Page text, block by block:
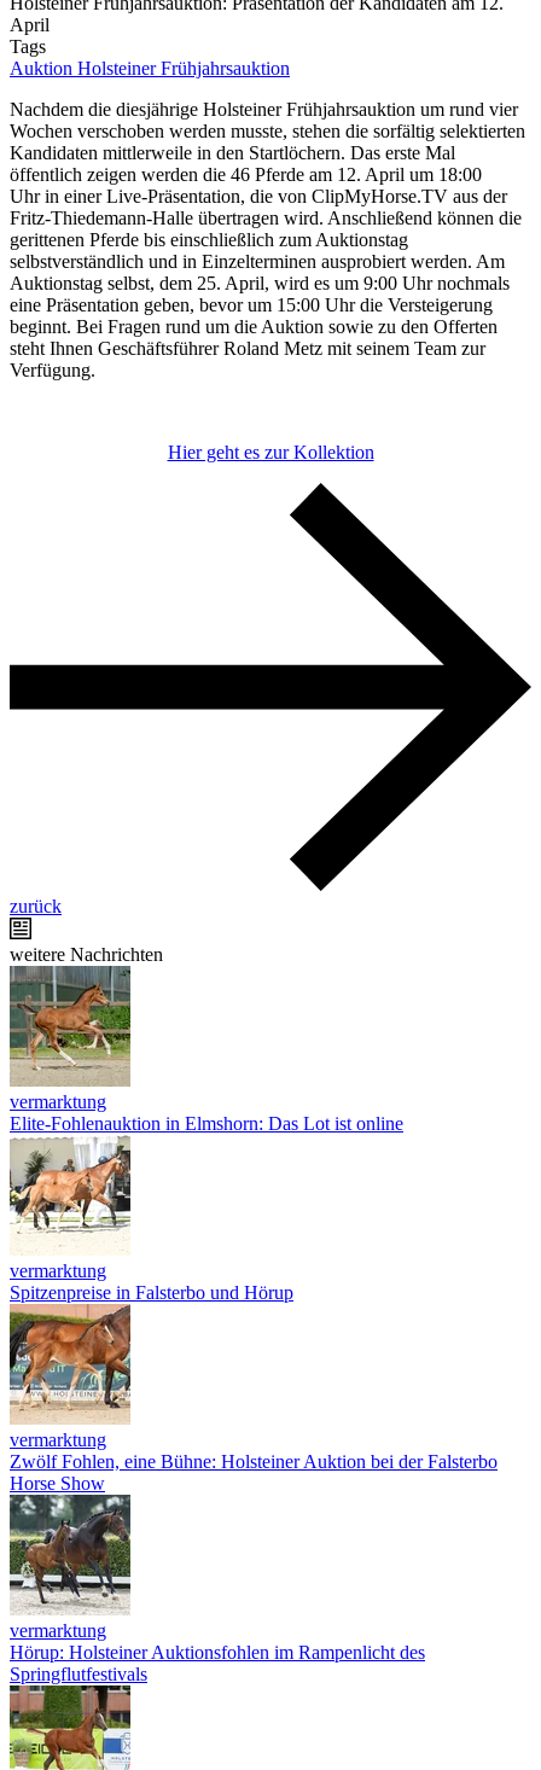
April
Tags
Auktion Holsteiner Frühjahrsauktion
Nachdem die diesjährige Holsteiner Frühjahrsauktion um rund vier
Wochen verschoben werden musste, stehen die sorfältig selektierten
Kandidaten mittlerweile in den Startlöchern. Das erste Mal
öffentlich zeigen werden die 46 Pferde am 12. April um 18:00
Uhr in einer Live-Präsentation, die von ClipMyHorse.TV aus der
Fritz-Thiedemann-Halle übertragen wird. Anschließend können die
gerittenen Pferde bis einschließlich zum Auktionstag
selbstverständlich und in Einzelterminen ausprobiert werden. Am
Auktionstag selbst, dem 25. April, wird es um 9:00 Uhr nochmals
eine Präsentation geben, bevor um 15:00 Uhr die Versteigerung
beginnt. Bei Fragen rund um die Auktion sowie zu den Offerten
steht Ihnen Geschäftsführer Roland Metz mit seinem Team zur
Verfügung.
Hier geht es zur Kollektion
zurück
weitere Nachrichten
vermarktung
Elite-Fohlenauktion in Elmshorn: Das Lot ist online
vermarktung
Spitzenpreise in Falsterbo und Hörup
vermarktung
Zwölf Fohlen, eine Bühne: Holsteiner Auktion bei der Falsterbo
Horse Show
vermarktung
Hörup: Holsteiner Auktionsfohlen im Rampenlicht des
Springflutfestivals